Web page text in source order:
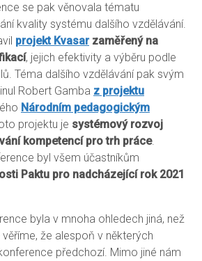
se pak věnovala tématu
kvality systému dalšího vzdělávání.
projekt Kvasarzaměřený na
, jejich efektivity a výběru podle
Téma dalšího vzdělávání pak svým
Robert Gamba z projektu
Národním pedagogickým
projektu je systémový rozvoj
kompetencí pro trh práce.
byl všem účastníkům
Paktu pro nadcházející rok 2021
byla v mnoha ohledech jiná, než
že alespoň v některých
předchozí. Mimo jiné nám